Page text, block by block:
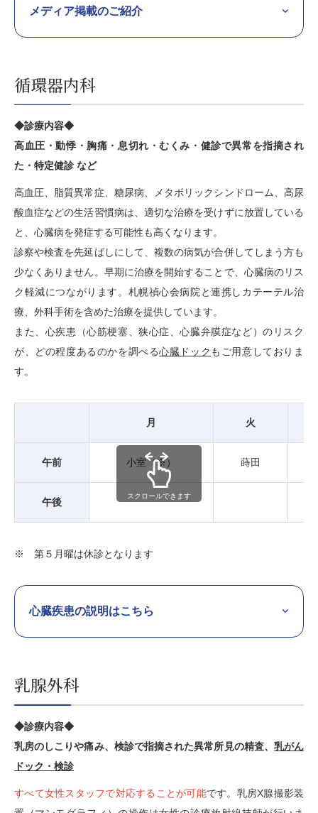
メディア掲載のご紹介
循環器内科
◆診療内容◆
高血圧・動悸・胸痛・息切れ・むくみ・健診で異常を指摘され
た・特定健診 など
高血圧、脂質異常症、糖尿病、メタボリックシンドローム、高尿
酸血症などの生活習慣病は、適切な治療を受けずに放置している
と、心臓病を発症する可能性も高くなります。
診察や検査を先延ばしにして、複数の病気が合併してしまう方も
少なくありません。早期に治療を開始することで、心臓病のリス
ク軽減につながります。札幌禎心会病院と連携しカテーテル治
療、外科手術を含めた治療を提供しています。
また、心疾患（心筋梗塞、狭心症、心臓弁膜症など）のリスク
が、どの程度あるのかを調べる心臓ドック もご用意しておりま
す。
月 火
午前 小室（※） 蒔田
午後
スクロールできます
※ 第５月曜は休診となります
心臓疾患の説明はこちら
乳腺外科
◆診療内容◆
乳房のしこりや痛み、検診で指摘された異常所見の精査、 乳がん
ドック・検診
すべて女性スタッフで対応することが可能です。乳房X腺撮影装